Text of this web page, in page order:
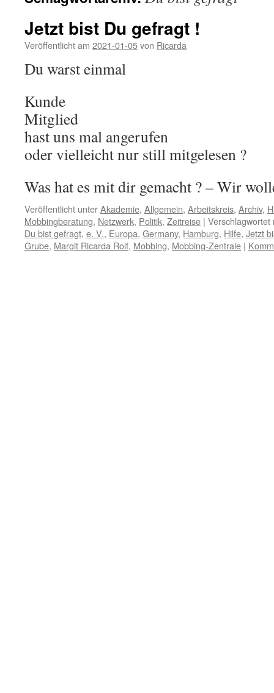
Jetzt bist Du gefragt !
Veröffentlicht am 2021-01-05von Ricarda
Du warst einmal
Kunde
Mitglied
hast uns mal angerufen
oder vielleicht nur still mitgelesen ?
Was hat es mit dir gemacht ? – Wir
Veröffentlicht unterAkademie, Allgemein, Arbeitskreis, Archiv,
Mobbingberatung, Netzwerk, Politik, Zeitreise | Verschlagwortet
Du bist gefragt, e. V., Europa, Germany, Hamburg, Hilfe, Jetzt
Grube, Margit Ricarda Rolf, Mobbing, Mobbing-Zentrale |